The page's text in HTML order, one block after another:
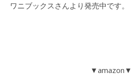
ワニブックスさんより発売中です。
▼amazon▼